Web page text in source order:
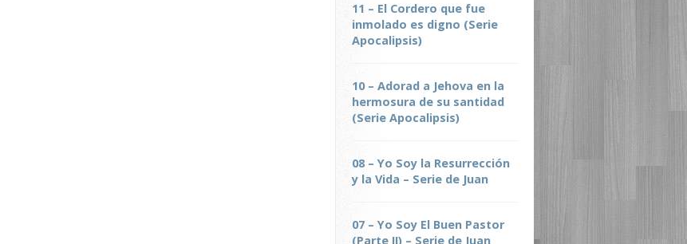
11 – El Cordero que fue
inmolado es digno (Serie
Apocalipsis)
10 – Adorad a Jehova en la
hermosura de su santidad
(Serie Apocalipsis)
08 – Yo Soy la Resurrección
y la Vida – Serie de Juan
07 – Yo Soy El Buen Pastor
(Parte II) – Serie de Juan